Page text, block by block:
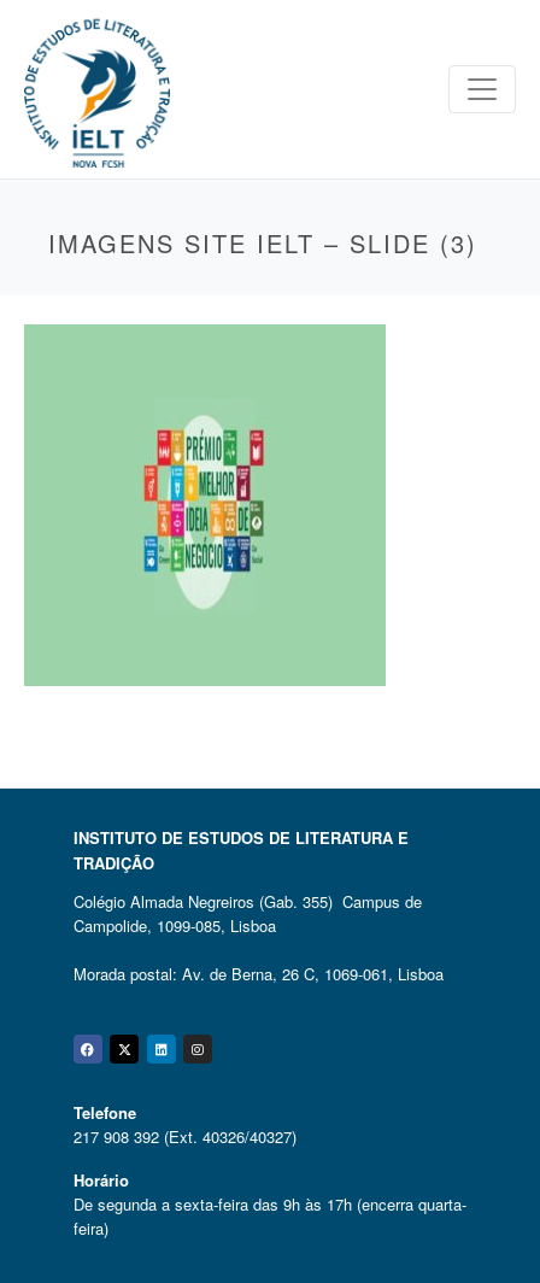
IMAGENS SITE IELT – SLIDE (3)
INSTITUTO DE ESTUDOS DE LITERATURA E
TRADIÇÃO
Colégio Almada Negreiros (Gab. 355) Campus de
Campolide, 1099-085, Lisboa
Morada postal: Av. de Berna, 26 C, 1069-061, Lisboa
Facebook
Twitter
Linkedin
Instagram
Telefone
217 908 392 (Ext. 40326/40327)
Horário
De segunda a sexta-feira das 9h às 17h (encerra quarta-
feira)